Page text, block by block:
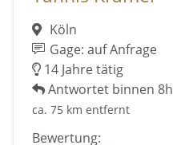
Köln
Gage: auf Anfrage
14 Jahre tätig
Antwortet binnen 8h
ca. 75 km entfernt
Bewertung: